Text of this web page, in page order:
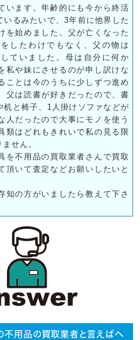
います。年齢的にも今から終活
いるみたいで、3年前に他界した
を始めました。父が亡くなった
したわけでもなく、父の物は
ていました。母は自分に何か
私や妹にさせるのが申し訳けな
ことは今のうちに少しずつ進め
父は読書が好きだったので、書
机と椅子、1人掛けソファなどが
人だったので大事にモノを使う
類はどれもきれいで私の見る限
せん。
を不用品の買取業者さんで買取
頂いて査定などお願いしたいと
知の方がいましたら教えて下さ
不用品の買取業者と言えばヘ